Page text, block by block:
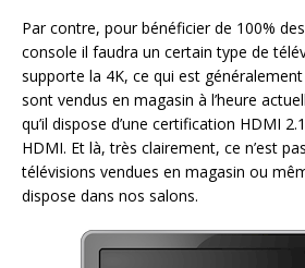
Par contre, pour bénéficier de 100%
console il faudra un certain type de
supporte la 4K, ce qui est
sont vendus en magasin à l’heure
qu’il dispose d’une certification HDMI
HDMI. Et là, très clairement, ce n’est
télévisions vendues en magasin ou
dispose dans nos salons.